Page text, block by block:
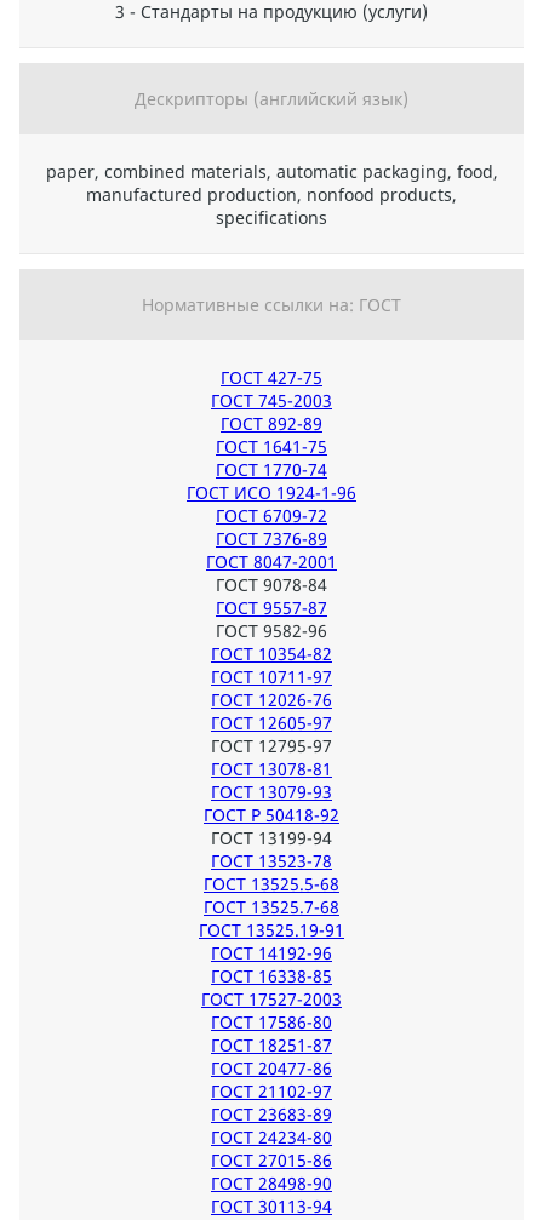
3 - Стандарты на продукцию (услуги)
Дескрипторы (английский язык)
paper, combined materials, automatic packaging, food,
manufactured production, nonfood products,
specifications
Нормативные ссылки на: ГОСТ
ГОСТ 427-75
ГОСТ 745-2003
ГОСТ 892-89
ГОСТ 1641-75
ГОСТ 1770-74
ГОСТ ИСО 1924-1-96
ГОСТ 6709-72
ГОСТ 7376-89
ГОСТ 8047-2001
ГОСТ 9078-84
ГОСТ 9557-87
ГОСТ 9582-96
ГОСТ 10354-82
ГОСТ 10711-97
ГОСТ 12026-76
ГОСТ 12605-97
ГОСТ 12795-97
ГОСТ 13078-81
ГОСТ 13079-93
ГОСТ Р 50418-92
ГОСТ 13199-94
ГОСТ 13523-78
ГОСТ 13525.5-68
ГОСТ 13525.7-68
ГОСТ 13525.19-91
ГОСТ 14192-96
ГОСТ 16338-85
ГОСТ 17527-2003
ГОСТ 17586-80
ГОСТ 18251-87
ГОСТ 20477-86
ГОСТ 21102-97
ГОСТ 23683-89
ГОСТ 24234-80
ГОСТ 27015-86
ГОСТ 28498-90
ГОСТ 30113-94